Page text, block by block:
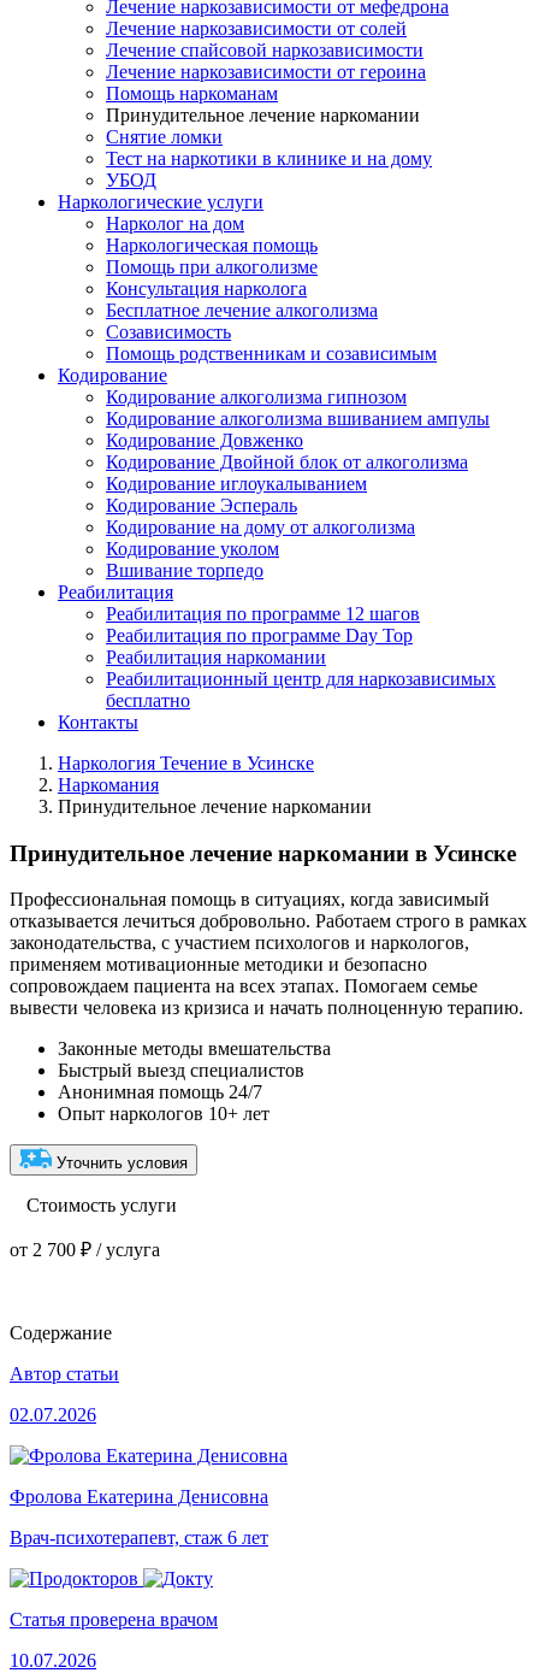
Лечение наркозависимости от мефедрона
Лечение наркозависимости от солей
Лечение спайсовой наркозависимости
Лечение наркозависимости от героина
Помощь наркоманам
Принудительное лечение наркомании
Снятие ломки
Тест на наркотики в клинике и на дому
УБОД
Наркологические услуги
Нарколог на дом
Наркологическая помощь
Помощь при алкоголизме
Консультация нарколога
Бесплатное лечение алкоголизма
Созависимость
Помощь родственникам и созависимым
Кодирование
Кодирование алкоголизма гипнозом
Кодирование алкоголизма вшиванием ампулы
Кодирование Довженко
Кодирование Двойной блок от алкоголизма
Кодирование иглоукалыванием
Кодирование Эспераль
Кодирование на дому от алкоголизма
Кодирование уколом
Вшивание торпедо
Реабилитация
Реабилитация по программе 12 шагов
Реабилитация по программе Day Top
Реабилитация наркомании
Реабилитационный центр для наркозависимых
бесплатно
Контакты
Наркология Течение в Усинске
Наркомания
Принудительное лечение наркомании
Принудительное лечение наркомании в Усинске
Профессиональная помощь в ситуациях, когда зависимый
отказывается лечиться добровольно. Работаем строго в рамках
законодательства, с участием психологов и наркологов,
применяем мотивационные методики и безопасно
сопровождаем пациента на всех этапах. Помогаем семье
вывести человека из кризиса и начать полноценную терапию.
Законные методы вмешательства
Быстрый выезд специалистов
Анонимная помощь 24/7
Опыт наркологов 10+ лет
Уточнить условия
Стоимость услуги
от 2 700 ₽ / услуга
Содержание
Автор статьи
02.07.2026
Фролова Екатерина Денисовна
Врач-психотерапевт, стаж 6 лет
Статья проверена врачом
10.07.2026